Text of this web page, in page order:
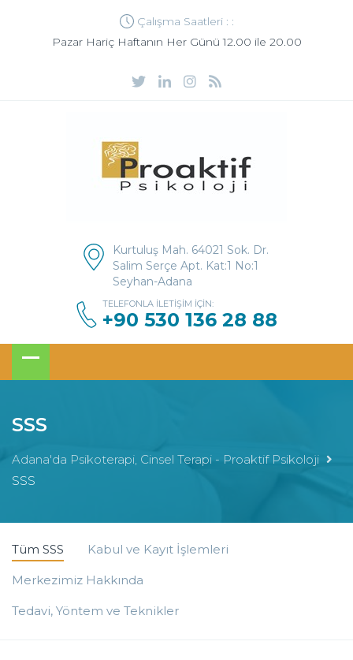
Çalışma Saatleri : :
Pazar Hariç Haftanın Her Günü 12.00 ile 20.00
Kurtuluş Mah. 64021 Sok. Dr.
Salim Serçe Apt. Kat:1 No:1
Seyhan-Adana
TELEFONLA İLETIŞIM İÇIN:
+90 530 136 28 88
SSS
Adana'da Psikoterapi, Cinsel Terapi - Proaktif Psikoloji
SSS
Tüm SSS Kabul ve Kayıt İşlemleri
Merkezimiz Hakkında
Tedavi, Yöntem ve Teknikler